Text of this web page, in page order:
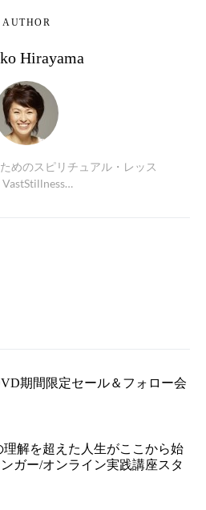
AUTHOR
Hirayama
めのスピリチュアル・レッス
期間限定セール＆フォロー会
理解を超えた人生がここから始
ガー/オンライン実践講座スタ